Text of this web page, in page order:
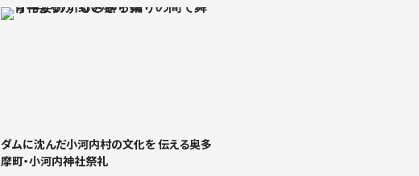
ダムに沈んだ小河内村の文化を 伝える奥多
摩町・小河内神社祭礼